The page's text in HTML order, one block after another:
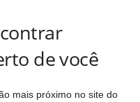
de você
mais próximo no site do